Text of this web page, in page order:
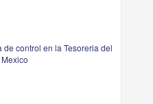
control en la Tesoreria del